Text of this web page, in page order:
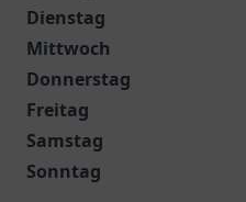
Dienstag
Mittwoch
Donnerstag
Freitag
Samstag
Sonntag